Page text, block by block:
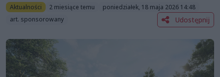
Aktualności 2 miesiące temu
poniedziałek, 18 maja 2026 14:48
art. sponsorowany
Udostępnij